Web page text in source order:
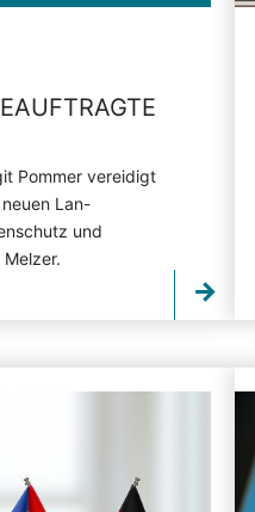
Pommer vereidigt
Lan-
und